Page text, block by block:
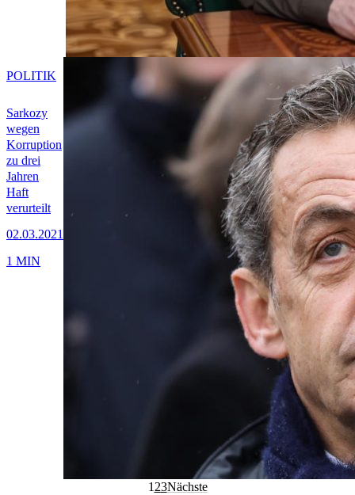
Sarkozy
wegen
Korruption
zu drei
Jahren
Haft
verurteilt
02.03.2021
POLITIK
1 MIN
1 23Nächste